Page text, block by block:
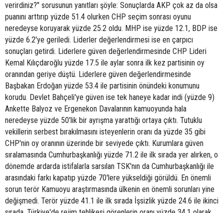
verirdiniz?" sorusunun yanıtları şöyle: Sonuçlarda AKP çok az da olsa
puanını arttırıp yüzde 51.4 olurken CHP seçim sonrası oyunu
neredeyse koruyarak yüzde 25.2 oldu. MHP ise yüzde 12.1, BDP ise
yüzde 6.2'ye geriledi. Liderler değerlendirmesi ise en çarpıcı
sonuçları getirdi. Liderlere güven değerlendirmesinde CHP Lideri
Kemal Kılıçdaroğlu yüzde 17.5 ile aylar sonra ilk kez partisinin oy
oranından geriye düştü. Liderlere güven değerlendirmesinde
Başbakan Erdoğan yüzde 53.4 ile partisinin önündeki konumunu
korudu. Devlet Bahçeli'ye güven ise tek haneye kadar indi (yüzde 9)
Ankette Balyoz ve Ergenekon Davalarının kamuoyunda hala
neredeyse yüzde 50'lik bir ayrışma yarattığı ortaya çıktı. Tutuklu
vekillerin serbest bırakılmasını isteyenlerin oranı da yüzde 35 gibi
CHP'nin oy oranının üzerinde bir seviyede çıktı. Kurumlara güven
sıralamasında Cumhurbaşkanlığı yüzde 71.2 ile ilk sırada yer alırken, o
dönemde ardarda istifalarla sarsılan TSK'nın da Cumhurbaşkanlığı ile
arasındaki farkı kapatıp yüzde 70'lere yükseldiği görüldü. En önemli
sorun terör Kamuoyu araştırmasında ülkenin en önemli sorunları yine
değişmedi. Terör yüzde 41.1 ile ilk sırada İşsizlik yüzde 24.6 ile ikinci